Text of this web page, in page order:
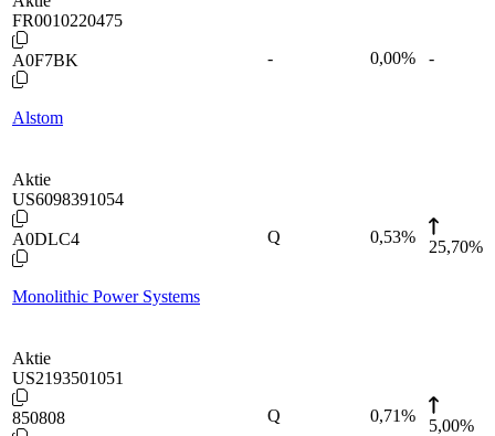
FR0010220475
A0F7BK
Alstom
- 0,00% -
Aktie
US6098391054
A0DLC4
Monolithic Power Systems
Q 0,53%
25,70%
Aktie
US2193501051
850808 Q 0,71%
5,00%